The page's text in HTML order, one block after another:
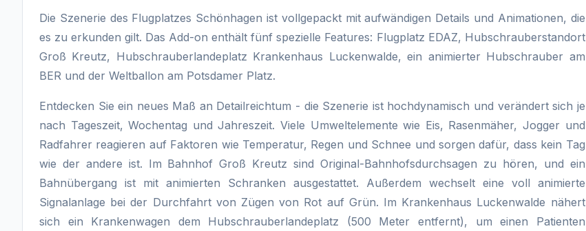
Die Szenerie des Flugplatzes Schönhagen ist vollgepackt mit aufwändigen Details und Animationen, die
es zu erkunden gilt. Das Add-on enthält fünf spezielle Features: Flugplatz EDAZ, Hubschrauberstandort
Groß Kreutz, Hubschrauberlandeplatz Krankenhaus Luckenwalde, ein animierter Hubschrauber am
BER und der Weltballon am Potsdamer Platz.
Entdecken Sie ein neues Maß an Detailreichtum - die Szenerie ist hochdynamisch und verändert sich je
nach Tageszeit, Wochentag und Jahreszeit. Viele Umweltelemente wie Eis, Rasenmäher, Jogger und
Radfahrer reagieren auf Faktoren wie Temperatur, Regen und Schnee und sorgen dafür, dass kein Tag
wie der andere ist. Im Bahnhof Groß Kreutz sind Original-Bahnhofsdurchsagen zu hören, und ein
Bahnübergang ist mit animierten Schranken ausgestattet. Außerdem wechselt eine voll animierte
Signalanlage bei der Durchfahrt von Zügen von Rot auf Grün. Im Krankenhaus Luckenwalde nähert
sich ein Krankenwagen dem Hubschrauberlandeplatz (500 Meter entfernt), um einen Patienten